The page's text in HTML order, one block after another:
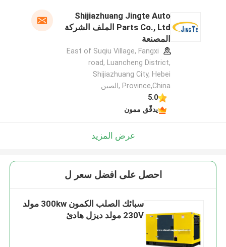
Shijiazhuang Jingte Auto
Parts Co., Ltd الملف الشركة
المصنعة
East of Suqiu Village, Fangxi
road, Luancheng District,
Shijiazhuang City, Hebei
Province,China ,الصين
5.0
يدقّق ممون
عرض المزيد
احصل على افضل سعر ل
سبائك الصلب الكمون 300kw مولد
230V مولد ديزل هادئ